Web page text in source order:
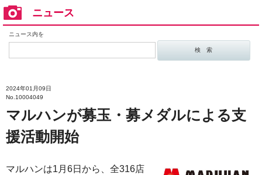
ニュース
ニュース内を
2024年01月09日
No.10004049
マルハンが募玉・募メダルによる支
援活動開始
マルハンは1月6日から、全316店